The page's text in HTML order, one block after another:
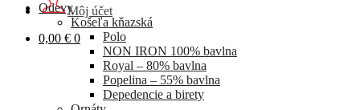
Môj účet
0,00 € 0
Odevy
Košeľa kňazská
Polo
NON IRON 100% bavlna
Royal – 80% bavlna
Popelina – 55% bavlna
Depedencie a birety